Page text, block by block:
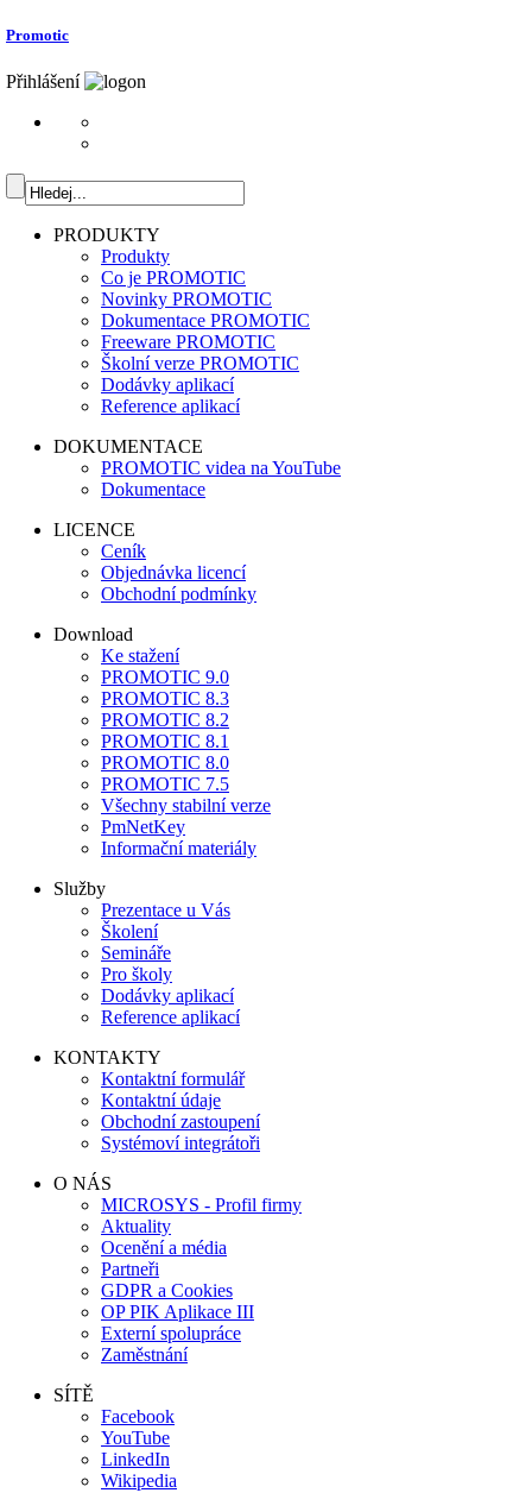
Promotic
Přihlášení
PRODUKTY
Produkty
Co je PROMOTIC
Novinky PROMOTIC
Dokumentace PROMOTIC
Freeware PROMOTIC
Školní verze PROMOTIC
Dodávky aplikací
Reference aplikací
DOKUMENTACE
PROMOTIC videa na YouTube
Dokumentace
LICENCE
Ceník
Objednávka licencí
Obchodní podmínky
Download
Ke stažení
PROMOTIC 9.0
PROMOTIC 8.3
PROMOTIC 8.2
PROMOTIC 8.1
PROMOTIC 8.0
PROMOTIC 7.5
Všechny stabilní verze
PmNetKey
Informační materiály
Služby
Prezentace u Vás
Školení
Semináře
Pro školy
Dodávky aplikací
Reference aplikací
KONTAKTY
Kontaktní formulář
Kontaktní údaje
Obchodní zastoupení
Systémoví integrátoři
O NÁS
MICROSYS - Profil firmy
Aktuality
Ocenění a média
Partneři
GDPR a Cookies
OP PIK Aplikace III
Externí spolupráce
Zaměstnání
SÍTĚ
Facebook
YouTube
LinkedIn
Wikipedia